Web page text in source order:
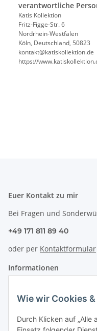
Wie wir Cookies
Durch Klicken auf „Alle
verantwortliche
Katis Kollektion
Fritz-Figge-Str. 6
Nordrhein-Westfalen
Köln, Deutschland, 50823
kontakt@katiskollektion.de
https://
Euer Kontakt zu mir
Bei Fragen und
+49 171 811 89 40
oder per Kontaktformular
Informationen
Zahlung & Versand